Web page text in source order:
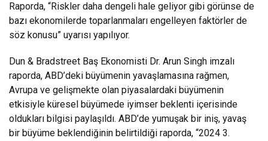
Raporda, “Riskler daha dengeli hale geliyor gibi görünse de
bazı ekonomilerde toparlanmaları engelleyen faktörler de
söz konusu” uyarısı yapılıyor.
Dun & Bradstreet Baş Ekonomisti Dr. Arun Singh imzalı
raporda, ABD’deki büyümenin yavaşlamasına rağmen,
Avrupa ve gelişmekte olan piyasalardaki büyümenin
etkisiyle küresel büyümede iyimser beklenti içerisinde
oldukları bilgisi paylaşıldı. ABD’de yumuşak bir iniş, yavaş
bir büyüme beklendiğinin belirtildiği raporda, “2024 3.